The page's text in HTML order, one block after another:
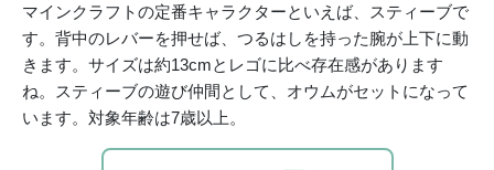
マインクラフトの定番キャラクターといえば、スティーブで
す。背中のレバーを押せば、つるはしを持った腕が上下に動
きます。サイズは約13cmとレゴに比べ存在感があります
ね。スティーブの遊び仲間として、オウムがセットになって
います。対象年齢は7歳以上。